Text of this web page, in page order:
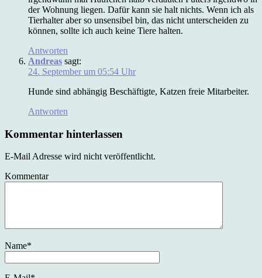
der Wohnung liegen. Dafür kann sie halt nichts. Wenn ich als
Tierhalter aber so unsensibel bin, das nicht unterscheiden zu
können, sollte ich auch keine Tiere halten.
Antworten
Andreas sagt:
24. September um 05:54 Uhr
Hunde sind abhängig Beschäftigte, Katzen freie Mitarbeiter.
Antworten
Kommentar hinterlassen
E-Mail Adresse wird nicht veröffentlicht.
Kommentar
Name*